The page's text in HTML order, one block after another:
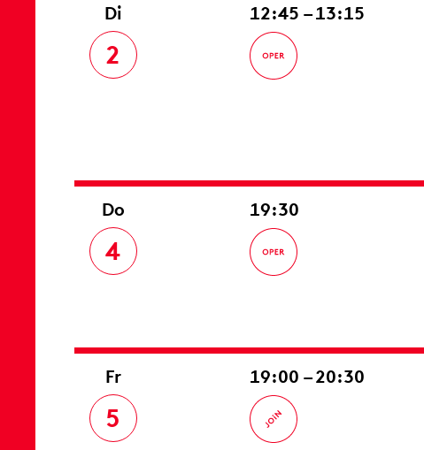
Di
2
12:45 – 13:15
Do
4
19:30
Fr
5
19:00 – 20:30